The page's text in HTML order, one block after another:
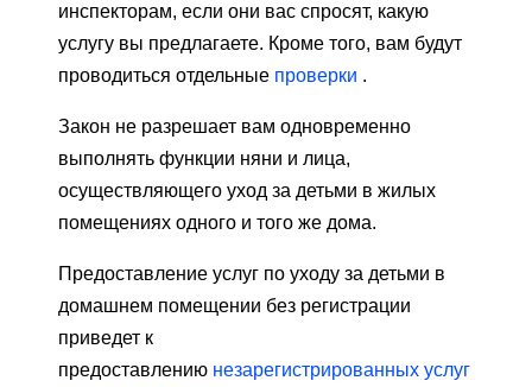
инспекторам, если они вас спросят, какую
услугу вы предлагаете. Кроме того, вам будут
проводиться отдельные проверки .
Закон не разрешает вам одновременно
выполнять функции няни и лица,
осуществляющего уход за детьми в жилых
помещениях одного и того же дома.
Предоставление услуг по уходу за детьми в
домашнем помещении без регистрации
приведет к
предоставлению незарегистрированных услуг